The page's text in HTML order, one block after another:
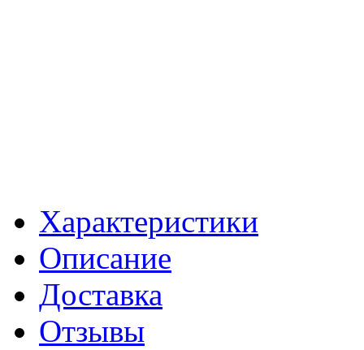
Характеристики
Описание
Доставка
Отзывы